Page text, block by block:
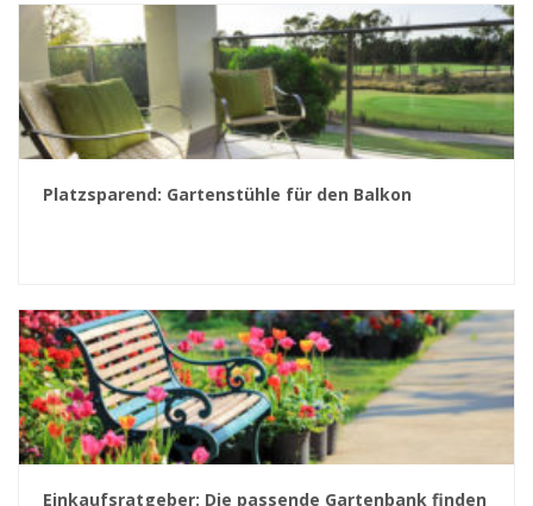
Platzsparend: Gartenstühle für den Balkon
Einkaufsratgeber: Die passende Gartenbank finden